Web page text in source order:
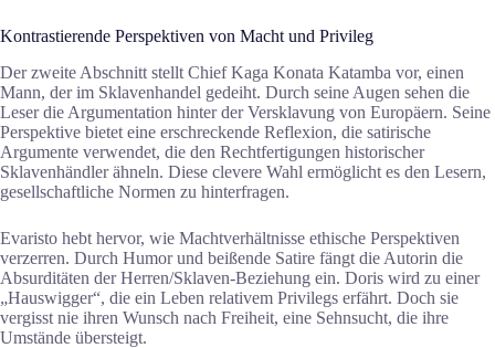
Kontrastierende Perspektiven von Macht und Privileg
Der zweite Abschnitt stellt Chief Kaga Konata Katamba vor, einen
Mann, der im Sklavenhandel gedeiht. Durch seine Augen sehen die
Leser die Argumentation hinter der Versklavung von Europäern. Seine
Perspektive bietet eine erschreckende Reflexion, die satirische
Argumente verwendet, die den Rechtfertigungen historischer
Sklavenhändler ähneln. Diese clevere Wahl ermöglicht es den Lesern,
gesellschaftliche Normen zu hinterfragen.
Evaristo hebt hervor, wie Machtverhältnisse ethische Perspektiven
verzerren. Durch Humor und beißende Satire fängt die Autorin die
Absurditäten der Herren/Sklaven-Beziehung ein. Doris wird zu einer
„Hauswigger“, die ein Leben relativem Privilegs erfährt. Doch sie
vergisst nie ihren Wunsch nach Freiheit, eine Sehnsucht, die ihre
Umstände übersteigt.